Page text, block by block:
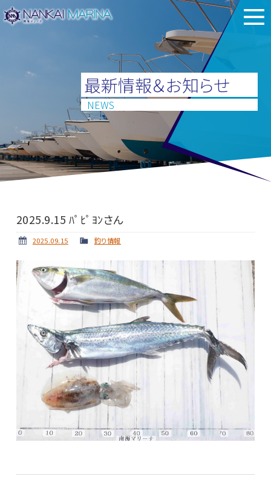
最新情報＆お知らせ
NEWS
2025.9.15 ﾊﾟﾋﾟﾖﾝさん
2025.09.15 釣り情報